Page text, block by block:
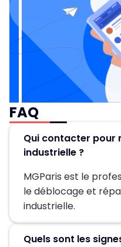
FAQ
Qui contacter pour
industrielle ?
MGParis est le
le déblocage et
industrielle.
Quels sont les